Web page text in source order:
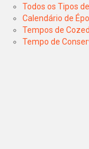
Todos os Tipos
Calendário de
Tempos de
Tempo de